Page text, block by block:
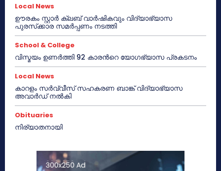
Local News
ഊരകം സ്റ്റാർ ക്ലബ് വാർഷികവും വിദ്യാഭ്യാസ
പുരസ്‌ക്കാര സമർപ്പണം നടത്തി
School & College
വിസ്മയം ഉണർത്തി 92 കാരൻറെ യോഗഭ്യാസ പ്രകടനം
Local News
കാറളം സർവ്വീസ് സഹകരണ ബാങ്ക് വിദ്യാഭ്യാസ
അവാർഡ് നൽകി
Obituaries
നിര്യാതനായി